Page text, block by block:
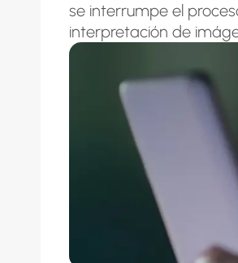
se interrumpe el
interpretación de